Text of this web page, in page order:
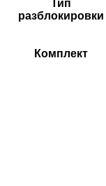
Тип
разблокировки
Комплект